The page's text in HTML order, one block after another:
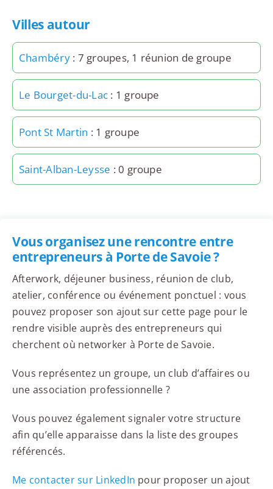
Villes autour
Chambéry: 7 groupes, 1 réunion de groupe
Le Bourget-du-Lac : 1 groupe
Pont St Martin : 1 groupe
Saint-Alban-Leysse : 0 groupe
Vous organisez une rencontre entre
entrepreneurs à Porte de Savoie ?
Afterwork, déjeuner business, réunion de club,
atelier, conférence ou événement ponctuel : vous
pouvez proposer son ajout sur cette page pour le
rendre visible auprès des entrepreneurs qui
cherchent où networker à Porte de Savoie.
Vous représentez un groupe, un club d’affaires ou
une association professionnelle ?
Vous pouvez également signaler votre structure
afin qu’elle apparaisse dans la liste des groupes
référencés.
Me contacter sur LinkedIn pour proposer un ajout